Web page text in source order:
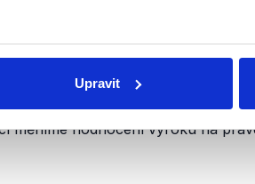
Upravit
měníme hodnocení výroku na